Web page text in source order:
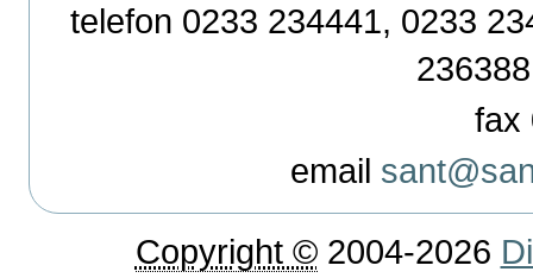
telefon 0233 234441, 0233
fax
email
Copyright ©2004-2026